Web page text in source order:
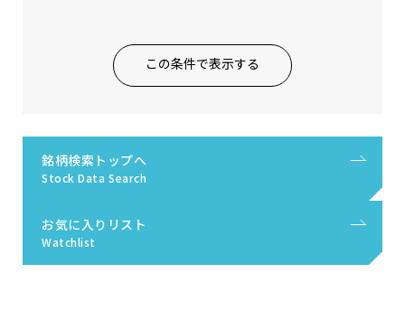
この条件で表示する
銘柄検索トップへ
Stock Data Search
お気に入りリスト
Watchlist